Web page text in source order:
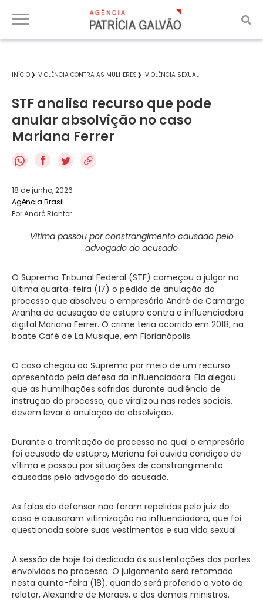
INÍCIO VIOLÊNCIA CONTRA AS MULHERES VIOLÊNCIA SEXUAL
STF analisa recurso que pode
anular absolvição no caso
Mariana Ferrer
f
18 de junho, 2026
Agência Brasil
Por André Richter
Vítima passou por constrangimento causado pelo
advogado do acusado
O Supremo Tribunal Federal (STF) começou a julgar na
última quarta-feira (17) o pedido de anulação do
processo que absolveu o empresário André de Camargo
Aranha da acusação de estupro contra a influenciadora
digital Mariana Ferrer. O crime teria ocorrido em 2018, na
boate Café de La Musique, em Florianópolis.
O caso chegou ao Supremo por meio de um recurso
apresentado pela defesa da influenciadora. Ela alegou
que as humilhações sofridas durante audiência de
instrução do processo, que viralizou nas redes sociais,
devem levar à anulação da absolvição.
Durante a tramitação do processo no qual o empresário
foi acusado de estupro, Mariana foi ouvida condição de
vítima e passou por situações de constrangimento
causadas pelo advogado do acusado.
As falas do defensor não foram repelidas pelo juiz do
caso e causaram vitimização na influenciadora, que foi
questionada sobre suas vestimentas e sua vida sexual.
A sessão de hoje foi dedicada às sustentações das partes
envolvidas no processo. O julgamento será retomado
nesta quinta-feira (18), quando será proferido o voto do
relator, Alexandre de Moraes, e dos demais ministros.